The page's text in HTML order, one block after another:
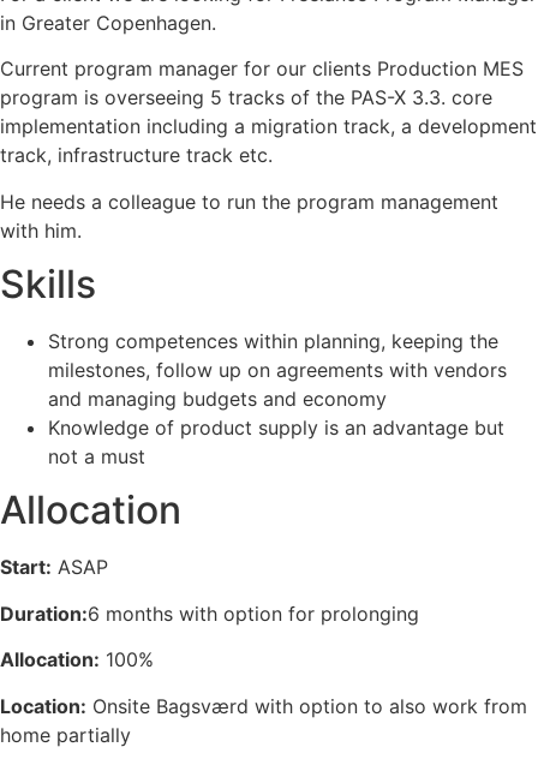
in Greater Copenhagen.
Current program manager for our clients Production MES
program is overseeing 5 tracks of the PAS-X 3.3. core
implementation including a migration track, a development
track, infrastructure track etc.
He needs a colleague to run the program management
with him.
Skills
Strong competences within planning, keeping the
milestones, follow up on agreements with vendors
and managing budgets and economy
Knowledge of product supply is an advantage but
not a must
Allocation
Start: ASAP
Duration:6 months with option for prolonging
Allocation: 100%
Location: Onsite Bagsværd with option to also work from
home partially